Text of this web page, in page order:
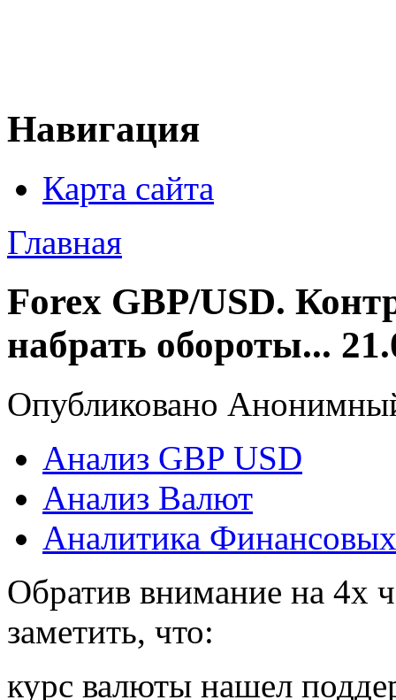
Навигация
Карта сайта
Главная
Forex GBP/USD.
набрать обороты...
Опубликовано
Анализ GBP USD
Анализ Валют
Аналитика
Обратив внимание на 4х
заметить, что:
курс валюты нашел